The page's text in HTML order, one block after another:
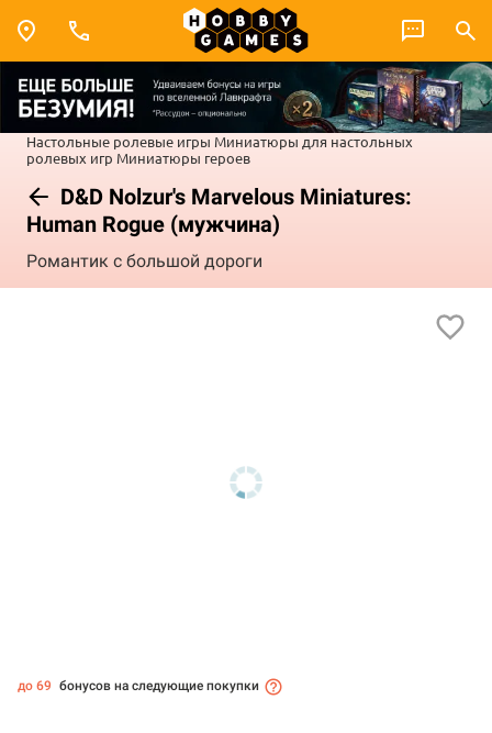
Настольные ролевые игры Миниатюры для настольных
ролевых игр Миниатюры героев
D&D Nolzur's Marvelous Miniatures:
Human Rogue (мужчина)
Романтик с большой дороги
до 69 бонусов на следующие покупки